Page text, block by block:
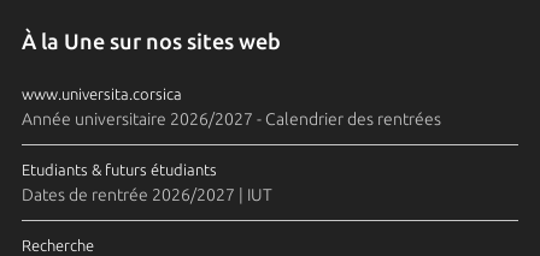
À la Une sur nos sites web
www.universita.corsica
Année universitaire 2026/2027 - Calendrier des rentrées
Etudiants & futurs étudiants
Dates de rentrée 2026/2027 | IUT
Recherche